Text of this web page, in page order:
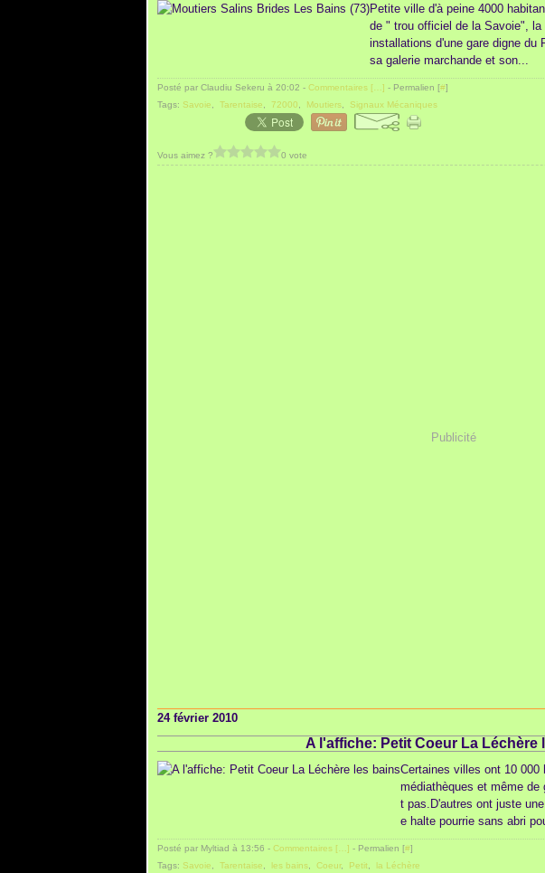
Petite ville d'à peine 4000
de " trou officiel de la Savoie",
installations d'une gare digne du
sa galerie marchande et son...
Posté par Claudiu Sekeru à 20:02 - Commentaires [ ] - Permalien [#]
Tags: Savoie Tarentaise 72000 Moutiers Signaux Mécaniques
Vous aimez ? 0 vote
Publicité
24 février 2010
A l'affiche: Petit Coeur La Léchère
Certaines villes ont 10
médiathèques et même de
t pas.D'autres ont juste
e halte pourrie sans abri
Posté par Myltiad à 13:56 - Commentaires [ ] - Permalien [#]
Tags: Savoie Tarentaise les bains Coeur, Petit la Léchère